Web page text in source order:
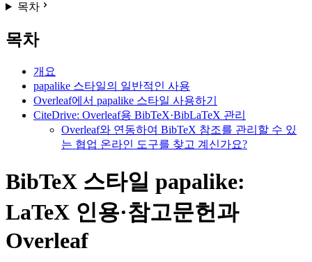
목차
목차
개요
papalike 스타일의 일반적인 사용
Overleaf에서 papalike 스타일 사용하기
CiteDrive: Overleaf용 BibTeX·BibLaTeX 관리
Overleaf와 연동하여 BibTeX 참조를 관리할 수 있
는 협업 온라인 도구를 찾고 계신가요?
BibTeX 스타일 papalike:
LaTeX 인용·참고문헌과
Overleaf